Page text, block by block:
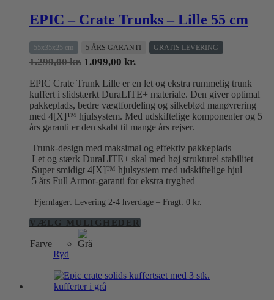
EPIC – Crate Trunks – Lille 55 cm
55x35x25 cm 5 ÅRS GARANTI GRATIS LEVERING
1.299,00kr. Den
pris
var:
1.299,00 kr..
1.099,00 kr.Den
pris
er:
1.099,00 kr..
EPIC Crate Trunk Lille er en let og ekstra rummelig trunk
kuffert i slidstærkt DuraLITE+ materiale. Den giver optimal
pakkeplads, bedre vægtfordeling og silkeblød manøvrering
med 4[X]™ hjulsystem. Med udskiftelige komponenter og 5
års garanti er den skabt til mange års rejser.
Trunk-design med maksimal og effektiv pakkeplads
Let og stærk DuraLITE+ skal med høj strukturel stabilitet
Super smidigt 4[X]™ hjulsystem med udskiftelige hjul
5 års Full Armor-garanti for ekstra tryghed
Fjernlager: Levering 2-4 hverdage – Fragt: 0 kr.
VÆLG MULIGHEDERDette
Mulighederne
Farve
Ryd